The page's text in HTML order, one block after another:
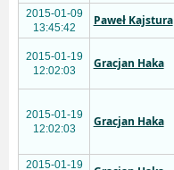
2015-01-09
13:45:42
Paweł Kajstura
2015-01-19
12:02:03
Gracjan Haka
2015-01-19
12:02:03
Gracjan Haka
2015-01-19